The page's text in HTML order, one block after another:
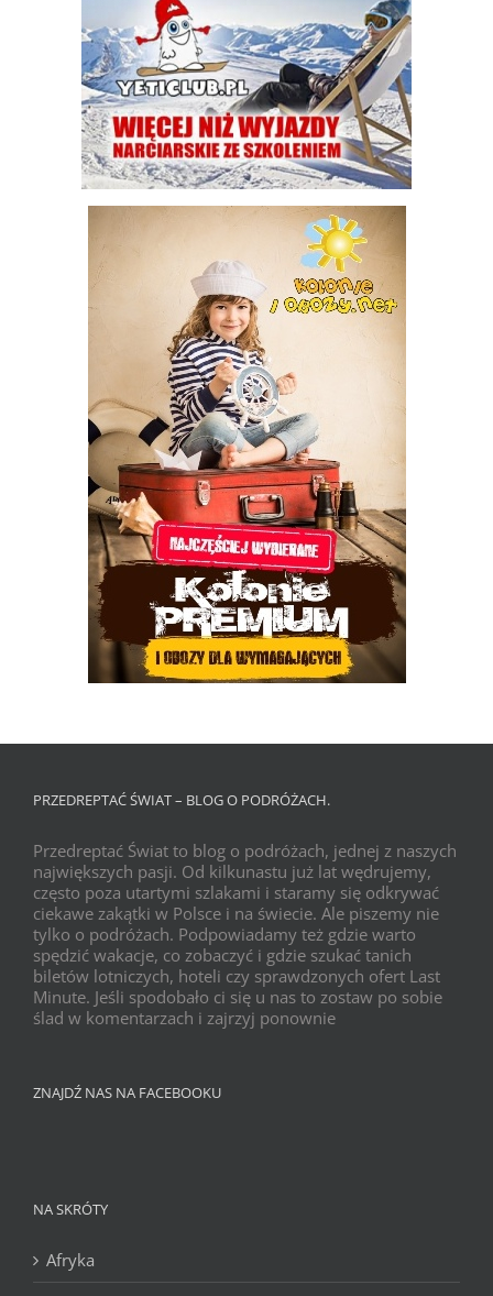
PRZEDREPTAĆ ŚWIAT – BLOG O PODRÓŻACH.
Przedreptać Świat to blog o podróżach, jednej z naszych
największych pasji. Od kilkunastu już lat wędrujemy,
często poza utartymi szlakami i staramy się odkrywać
ciekawe zakątki w Polsce i na świecie. Ale piszemy nie
tylko o podróżach. Podpowiadamy też gdzie warto
spędzić wakacje, co zobaczyć i gdzie szukać tanich
biletów lotniczych, hoteli czy sprawdzonych ofert Last
Minute. Jeśli spodobało ci się u nas to zostaw po sobie
ślad w komentarzach i zajrzyj ponownie
ZNAJDŹ NAS NA FACEBOOKU
NA SKRÓTY
Afryka